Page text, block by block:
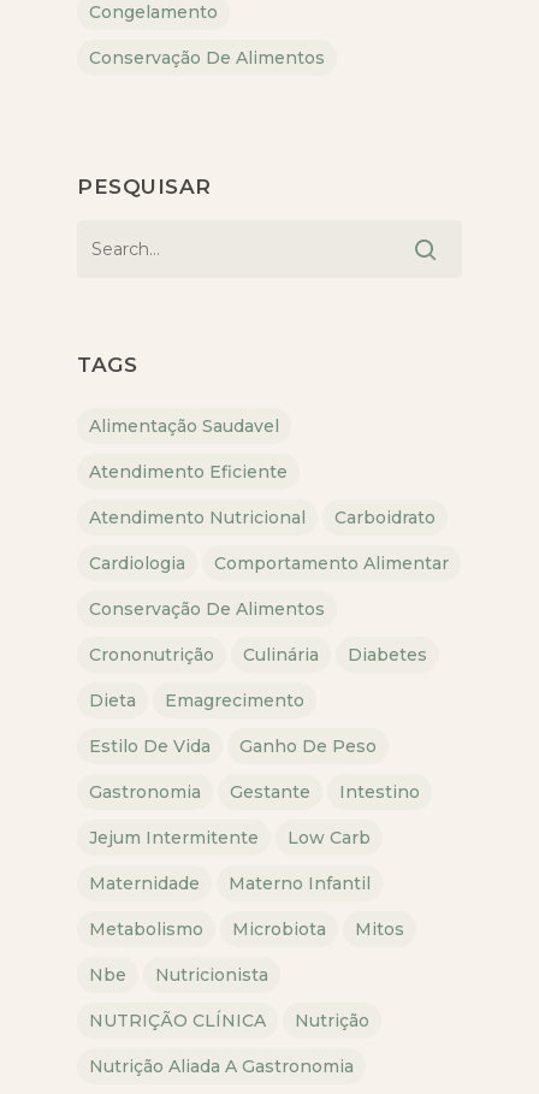
Congelamento
Conservação De Alimentos
PESQUISAR
TAGS
Alimentação Saudavel
Atendimento Eficiente
Atendimento Nutricional Carboidrato
Cardiologia Comportamento Alimentar
Conservação De Alimentos
Crononutrição Culinária Diabetes
Dieta Emagrecimento
Estilo De Vida Ganho De Peso
Gastronomia Gestante Intestino
Jejum Intermitente Low Carb
Maternidade Materno Infantil
Metabolismo Microbiota Mitos
Nbe Nutricionista
NUTRIÇÃO CLÍNICA Nutrição
Nutrição Aliada A Gastronomia